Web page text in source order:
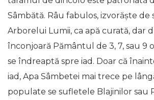
Sâmbătă. Râu fabulos, izvorăşte de
Arborelui Lumii, ca apă curată, dar
înconjoară Pământul de 3, 7, sau 9
se îndreaptă spre iad. Doar că
iad, Apa Sâmbetei mai trece pe
populate se sufletele Blajinilor sau